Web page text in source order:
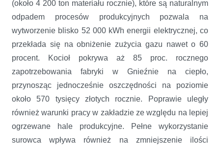
(około 4 200 ton materiału rocznie), które są naturalnym
odpadem procesów produkcyjnych pozwala na
wytworzenie blisko 52 000 kWh energii elektrycznej, co
przekłada się na obniżenie zużycia gazu nawet o 60
procent. Kocioł pokrywa aż 85 proc. rocznego
zapotrzebowania fabryki w Gnieźnie na ciepło,
przynosząc jednocześnie oszczędności na poziomie
około 570 tysięcy złotych rocznie. Poprawie uległy
również warunki pracy w zakładzie ze względu na lepiej
ogrzewane hale produkcyjne. Pełne wykorzystanie
surowca wpływa również na zmniejszenie ilości